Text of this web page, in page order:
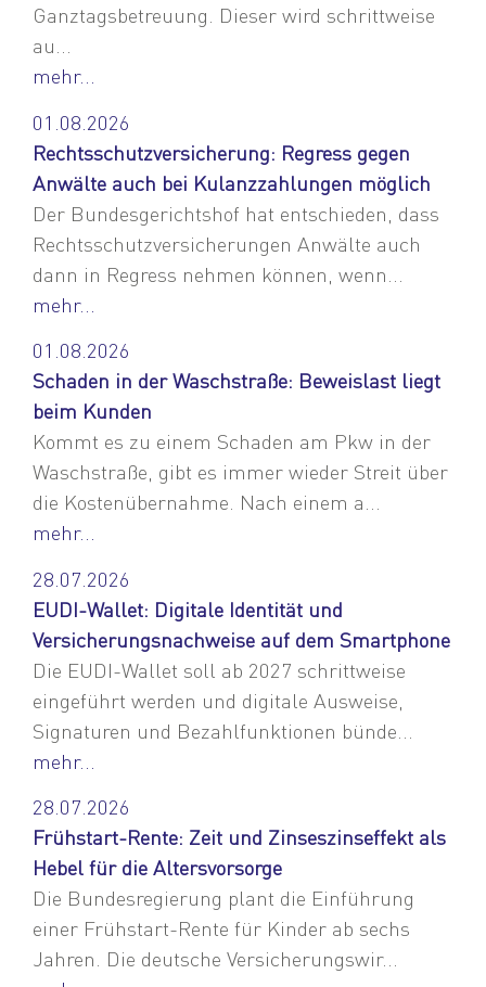
Ganztagsbetreuung. Dieser wird schrittweise
au...
mehr...
01.08.2026
Rechtsschutzversicherung: Regress gegen
Anwälte auch bei Kulanzzahlungen möglich
Der Bundesgerichtshof hat entschieden, dass
Rechtsschutzversicherungen Anwälte auch
dann in Regress nehmen können, wenn...
mehr...
01.08.2026
Schaden in der Waschstraße: Beweislast liegt
beim Kunden
Kommt es zu einem Schaden am Pkw in der
Waschstraße, gibt es immer wieder Streit über
die Kostenübernahme. Nach einem a...
mehr...
28.07.2026
EUDI-Wallet: Digitale Identität und
Versicherungsnachweise auf dem Smartphone
Die EUDI-Wallet soll ab 2027 schrittweise
eingeführt werden und digitale Ausweise,
Signaturen und Bezahlfunktionen bünde...
mehr...
28.07.2026
Frühstart-Rente: Zeit und Zinseszinseffekt als
Hebel für die Altersvorsorge
Die Bundesregierung plant die Einführung
einer Frühstart-Rente für Kinder ab sechs
Jahren. Die deutsche Versicherungswir...